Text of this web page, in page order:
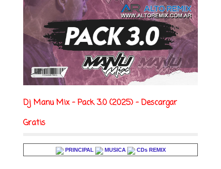
Dj Manu Mix - Pack 3.0 (2025) - Descargar
Gratis
PRINCIPAL MUSICA CDs REMIX